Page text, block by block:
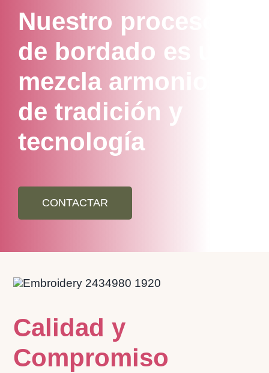
Nuestro proceso
de bordado es una
mezcla armoniosa
de tradición y
tecnología
CONTACTAR
Calidad y
Compromiso